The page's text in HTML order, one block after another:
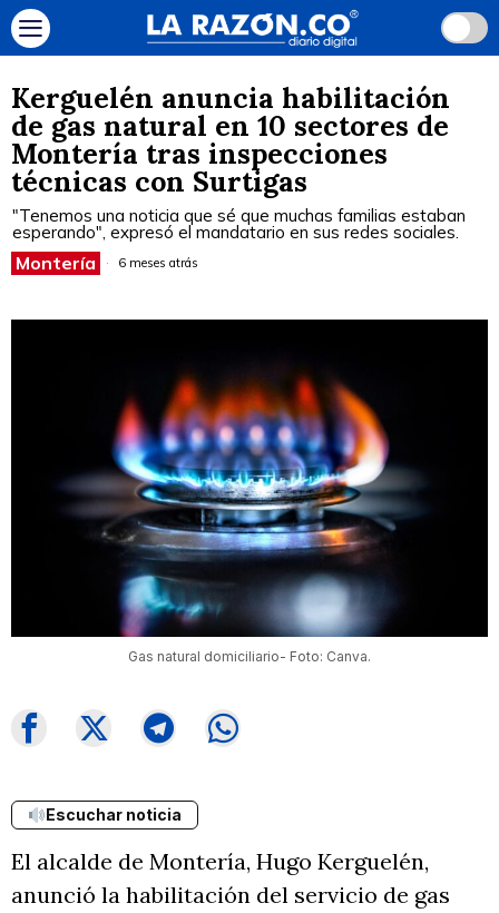
Kerguelén anuncia habilitación
de gas natural en 10 sectores de
Montería tras inspecciones
técnicas con Surtigas
"Tenemos una noticia que sé que muchas familias estaban
esperando", expresó el mandatario en sus redes sociales.
Montería 6 meses atrás
Gas natural domiciliario- Foto: Canva.
Escuchar noticia
El alcalde de Montería, Hugo Kerguelén,
anunció la habilitación del servicio de gas